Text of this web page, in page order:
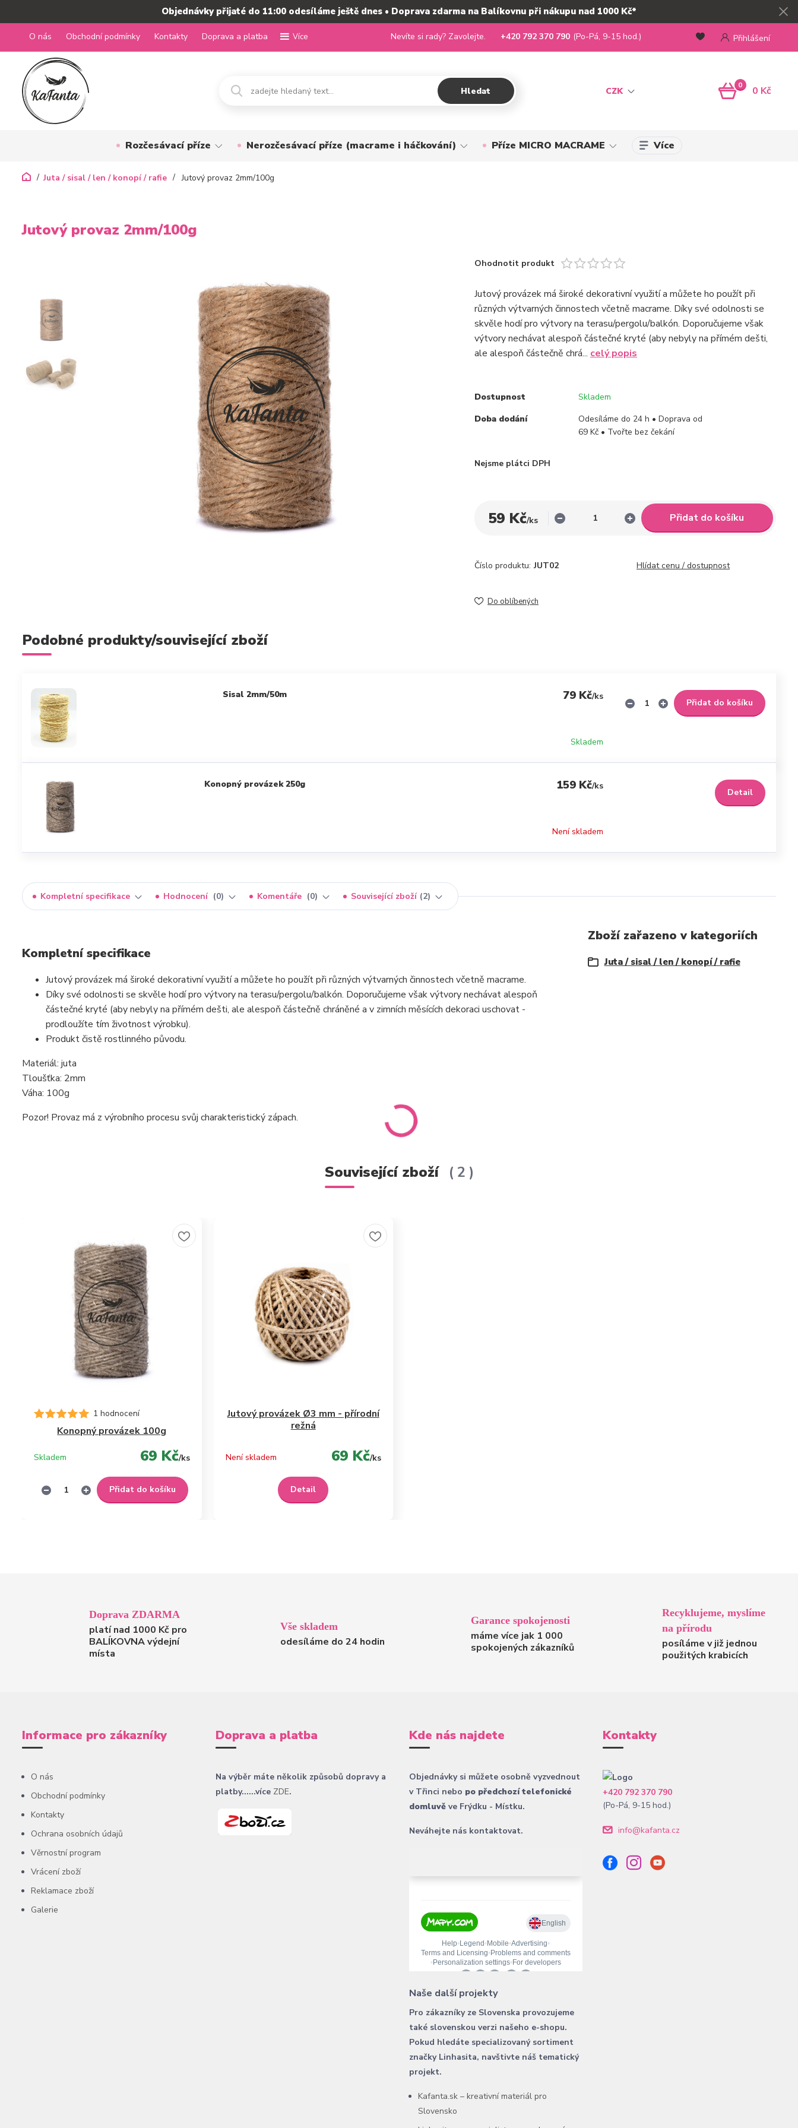
Objednávky přijaté do 11:00 odesíláme ještě dnes • Doprava zdarma na Balíkovnu při nákupu nad 1000 Kč*
O nás Obchodní podmínky Kontakty Doprava a platba Více
CZK
Přihlášení
Hledat
Nevíte si rady? Zavolejte. +420 792 370 790 (Po-Pá, 9-15 hod.)
0 0 Kč
Rozčesávací příze Nerozčesávací příze (macrame i háčkování) Příze MICRO MACRAME Více
Juta / sisal / len / konopí / rafie Jutový provaz 2mm/100g
Jutový provaz 2mm/100g
Ohodnotit produkt
Jutový provázek má široké dekorativní využití a můžete ho použít při
různých výtvarných činnostech včetně macrame. Díky své odolnosti se
skvěle hodí pro výtvory na terasu/pergolu/balkón. Doporučujeme však
výtvory nechávat alespoň částečné kryté (aby nebyly na přímém dešti,
ale alespoň částečně chrá... celý popis
Dostupnost
Skladem
Doba dodání
Odesíláme do 24 h • Doprava od
69 Kč • Tvořte bez čekání
Nejsme plátci DPH
59 Kč/ks Přidat do košíku
Číslo produktu: JUT02 Hlídat cenu / dostupnost
Do oblíbených
Podobné produkty/související zboží
Sisal 2mm/50m 79 Kč/ks
Skladem
Přidat do košíku
Konopný provázek 250g 159 Kč/ks
Není skladem
Detail
Kompletní specifikace Hodnocení 0 Komentáře 0 Související zboží 2
Kompletní specifikace
Jutový provázek má široké dekorativní využití a můžete ho použít při různých výtvarných činnostech včetně macrame.
Díky své odolnosti se skvěle hodí pro výtvory na terasu/pergolu/balkón. Doporučujeme však výtvory nechávat alespoň
částečné kryté (aby nebyly na přímém dešti, ale alespoň částečně chráněné a v zimních měsících dekoraci uschovat -
prodloužíte tím životnost výrobku).
Produkt čistě rostlinného původu.
Materiál: juta
Tloušťka: 2mm
Váha: 100g
Pozor! Provaz má z výrobního procesu svůj charakteristický zápach.
Zboží zařazeno v kategoriích
Juta / sisal / len / konopí / rafie
Související zboží 2
1 hodnocení
Konopný provázek 100g
69 Kč/ks
Skladem
Přidat do košíku
Jutový provázek Ø3 mm - přírodní
režná
69 Kč/ks
Není skladem
Detail
Doprava ZDARMA
platí nad 1000 Kč pro
BALÍKOVNA výdejní
místa
Vše skladem
odesíláme do 24 hodin
Garance spokojenosti
máme více jak 1 000
spokojených zákazníků
Recyklujeme, myslíme
na přírodu
posíláme v již jednou
použitých krabicích
Informace pro zákazníky
O nás
Obchodní podmínky
Kontakty
Ochrana osobních údajů
Věrnostní program
Vrácení zboží
Reklamace zboží
Galerie
Doprava a platba
Na výběr máte několik způsobů dopravy a
platby......více ZDE.
Kde nás najdete
Objednávky si můžete osobně vyzvednout
v Třinci nebo po předchozí telefonické
domluvě ve Frýdku - Místku.
Neváhejte nás kontaktovat.
Naše další projekty
Pro zákazníky ze Slovenska provozujeme
také slovenskou verzi našeho e-shopu.
Pokud hledáte specializovaný sortiment
značky Linhasita, navštivte náš tematický
projekt.
Kafanta.sk – kreativní materiál pro
Slovensko
Kontakty
+420 792 370 790
(Po-Pá, 9-15 hod.)
info@kafanta.cz